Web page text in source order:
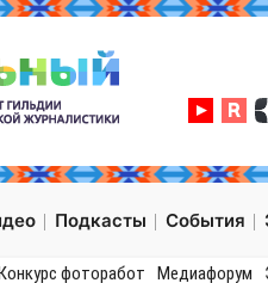
Подкасты События
фоторабот Медиафорум